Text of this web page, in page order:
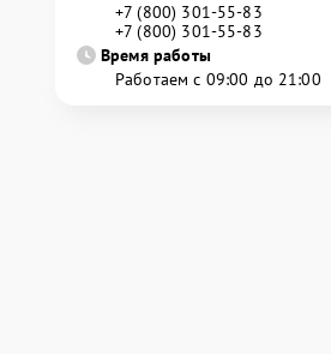
+7 (800) 301-55-83
+7 (800) 301-55-83
Время работы
Работаем с 09:00 до 21:00